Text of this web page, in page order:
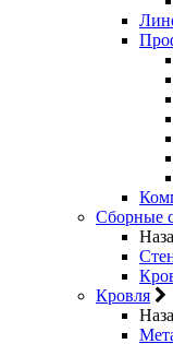
Сборные
Кровля